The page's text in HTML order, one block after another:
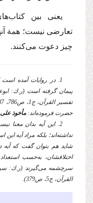
یعنی بین
تعارضی نیست؛ همة
چیز دعوت می‌كنند.
1. در روایات آمده
پیمان گرفته است (ر.ك:
تفسیر القرآن، ج1، ص786، 787)؛ حضرت علی
حضرت فرموده‌اند:مأخوذ علی
2. این آیه بدان معنا
نداشته‌اند؛ بلكه مراد آیه
شاید هم بتوان گفت كه آیه
اختلافشان، به‌حسب
سرچشمه می‌گیرند (ر.ك:
القرآن، ج5، ص379).